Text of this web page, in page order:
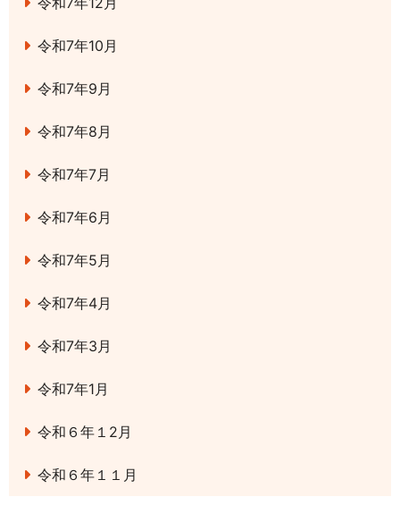
令和7年10月
令和7年9月
令和7年8月
令和7年7月
令和7年6月
令和7年5月
令和7年4月
令和7年3月
令和7年1月
令和６年１2月
令和６年１１月